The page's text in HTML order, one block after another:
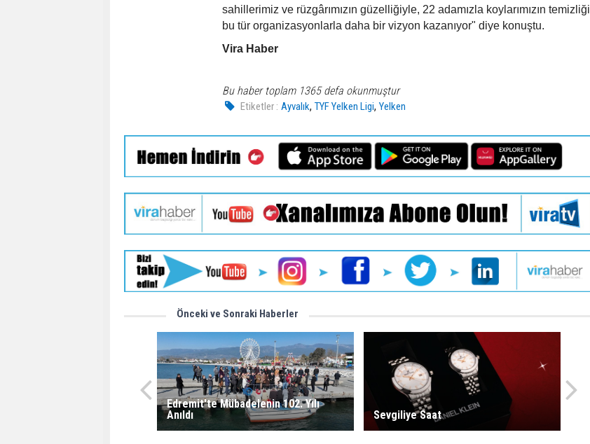
sahillerimiz ve rüzgârımızın güzelliğiyle, 22 adamızla koylarımızın temizliği
bu tür organizasyonlarla daha bir vizyon kazanıyor" diye konuştu.
Vira Haber
Bu haber toplam 1365 defa okunmuştur
Etiketler : Ayvalık,TYF Yelken Ligi,Yelken
Önceki ve Sonraki Haberler
Edremit'te Mübadelenin 102. Yılı
Anıldı
Sevgiliye Saat